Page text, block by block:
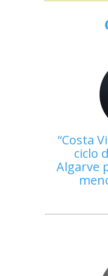
Costa
ciclo
Algarve